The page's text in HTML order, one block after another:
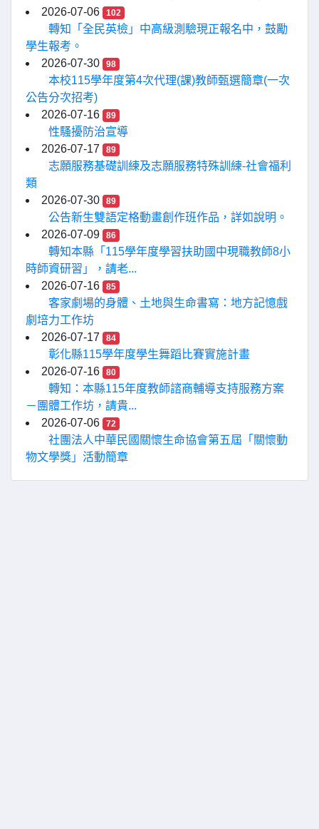
2026-07-06
102
轉知「全民英檢」中高級測驗現正報名中，鼓勵
學生報考。
2026-07-30
98
本校115學年度第4次代理(課)教師甄選簡章(一次
公告分次招考)
2026-07-16
89
性騷擾防治宣導
2026-07-17
89
志願服務基礎訓練及志願服務特殊訓練-社會福利
類
2026-07-30
89
公告新生雙語定格動畫創作班作品，詳如說明。
2026-07-09
86
轉知本縣「115學年度學習扶助國中現職教師8小
時師資研習」，請老...
2026-07-16
85
客家劇場的身體、土地與生命書寫：地方記憶戲
劇培力工作坊
2026-07-17
84
彰化縣115學年度學生舞蹈比賽實施計畫
2026-07-16
80
轉知：本縣115年度教師諮商輔導支持服務方案
－團體工作坊，請貴...
2026-07-06
72
社團法人中華民國關懷生命協會第五屆「關懷動
物文學獎」活動簡章